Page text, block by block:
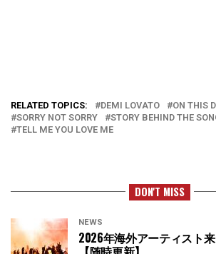
RELATED TOPICS: DEMI LOVATO ON THIS
SORRY NOT SORRY
STORY BEHIND THE
TELL ME YOU LOVE ME
DON'T MISS
NEWS
2026年海外アーティスト